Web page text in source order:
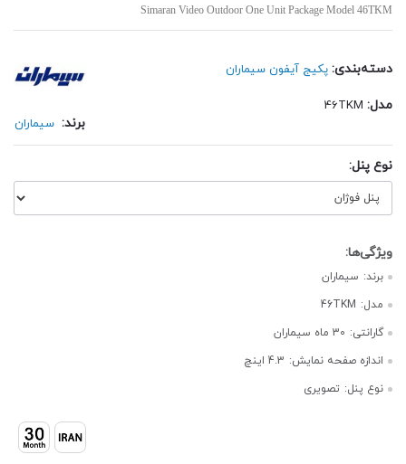
Simaran Video Outdoor One Unit Package Model 46TKM
دسته‌بندی: پکیج آیفون سیماران
مدل:
برند: سیماران
نوع پنل:
برند: سیماران
مدل: 46TKM
گارانتی: 30 ماه سیماران
اندازه صفحه نمایش: 4.3 اینچ
نوع پنل: تصویری